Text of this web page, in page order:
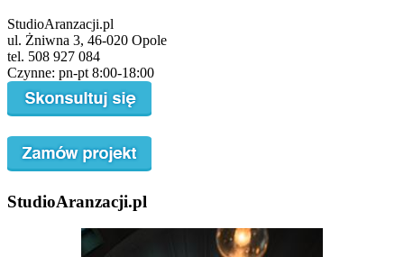
StudioAranzacji.pl
ul. Żniwna 3, 46-020 Opole
tel. 508 927 084
Czynne: pn-pt 8:00-18:00
StudioAranzacji.pl